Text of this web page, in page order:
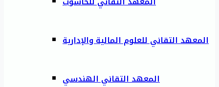
المعهد التقاني للعلوم المالية والإدارية
المعهد التقاني الهندسي